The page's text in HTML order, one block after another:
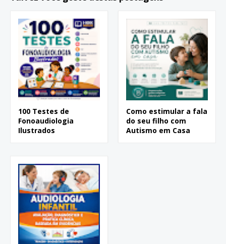
100 Testes de
Fonoaudiologia
Ilustrados
Como estimular a fala
do seu filho com
Autismo em Casa